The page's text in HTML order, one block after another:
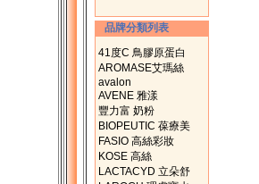
品牌分類列表
41度C 鳥膠原蛋白
AROMASE艾瑪絲
avalon
AVENE 雅漾
豐力富 奶粉
BIOPEUTIC 葆療美
FASIO 高絲彩妝
KOSE 高絲
LACTACYD 立朵舒